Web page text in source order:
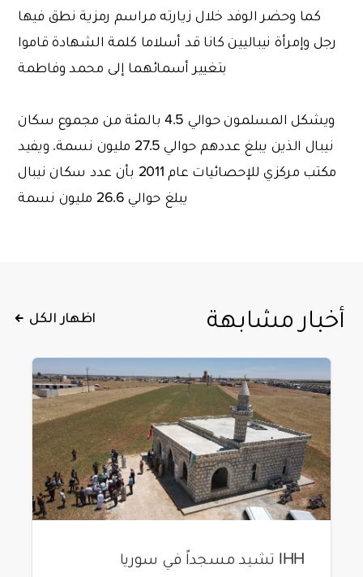
كما وحضر الوفد خلال زيارته مراسم رمزية نطق فيها
رجل وإمرأة نيباليين كانا قد أسلاما كلمة الشهادة قاموا
بتغيير أسمائهما إلى محمد وفاطمة
ويشكل المسلمون حوالي 4.5 بالمئة من مجموع سكان
نيبال الذين يبلغ عددهم حوالي 27.5 مليون نسمة. ويفيد
مكتب مركزي للإحصائيات عام 2011 بأن عدد سكان نيبال
يبلغ حوالي 26.6 مليون نسمة
أخبار مشابهة اظهار الكل
IHH تشيد مسجداً في سوريا